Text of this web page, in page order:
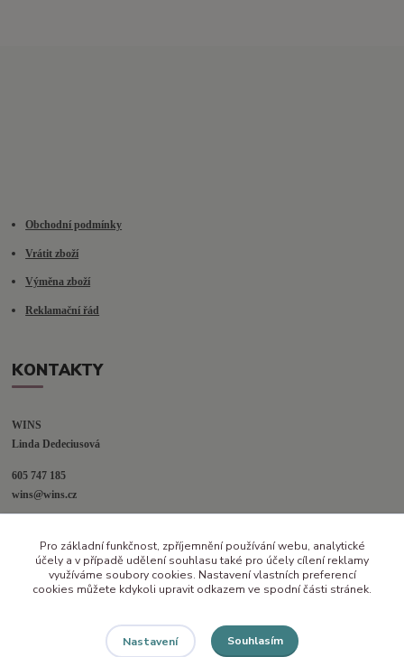
Obchodní podmínky
Vrátit zboží
Výměna zboží
Reklamační řád
KONTAKTY
WINS
Linda Dedeciusová
605 747 185
wins@wins.cz
Šenov u N. Jičína
Pro základní funkčnost, zpříjemnění používání webu, analytické
účely a v případě udělení souhlasu také pro účely cílení reklamy
využíváme soubory cookies. Nastavení vlastních preferencí
cookies můžete kdykoli upravit odkazem ve spodní části stránek.
Nastavení Souhlasím